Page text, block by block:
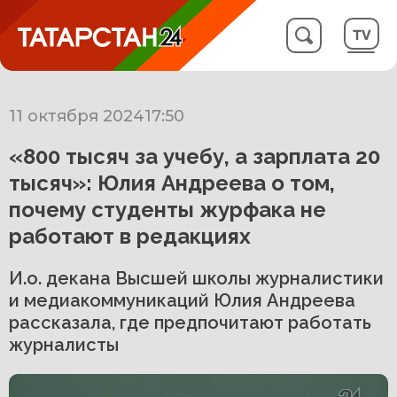
11 октября 202417:50
«800 тысяч за учебу, а зарплата 20
тысяч»: Юлия Андреева о том,
почему студенты журфака не
работают в редакциях
И.о. декана Высшей школы журналистики
и медиакоммуникаций Юлия Андреева
рассказала, где предпочитают работать
журналисты